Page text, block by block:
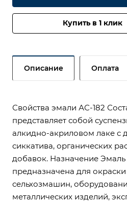
Купить в 1 клик
Описание Оплата
Свойства эмали АС-182
представляет собой
алкидно-акриловом лаке с
сиккатива, органических
добавок. Назначение Эмаль
предназначена для окраски
сельхозмашин,
металлических изделий,